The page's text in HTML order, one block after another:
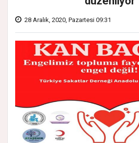
28 Aralık, 2020, Pazartesi 09:31